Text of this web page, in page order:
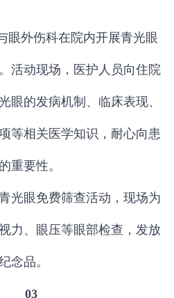
眼外伤科在院内开展青光眼
活动现场，医护人员向住院
眼的发病机制、临床表现、
等相关医学知识，耐心向患
重要性。
光眼免费筛查活动，现场为
力、眼压等眼部检查，发放
念品。
03